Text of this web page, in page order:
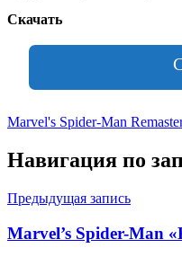
Скачать
Marvel's Spider-Man
Навигация по
Предыдущая запись
Marvel’s Spider-Man